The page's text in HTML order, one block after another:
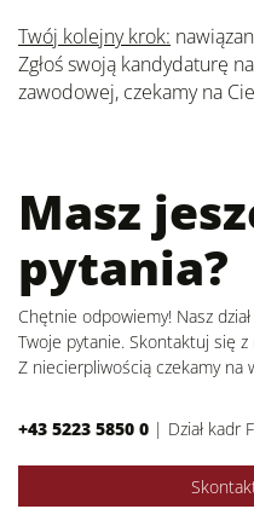
Twój kolejny krok:
Zgłoś swoją kandydaturę
zawodowej, czekamy na
Masz
pytania?
Chętnie odpowiemy! Nasz
Twoje pytanie. Skontaktuj się
Z niecierpliwością czekamy na
+43 5223 5850 0 | Dział kadr